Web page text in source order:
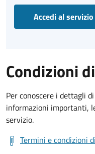
Accedi al servizio
Condizioni
Per conoscere i dettagli
informazioni importanti,
servizio.
Termini e condizioni